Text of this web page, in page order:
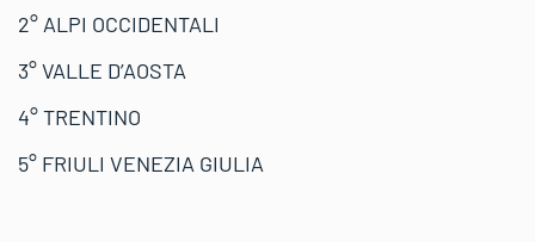
2° ALPI OCCIDENTALI
3° VALLE D’AOSTA
4° TRENTINO
5° FRIULI VENEZIA GIULIA